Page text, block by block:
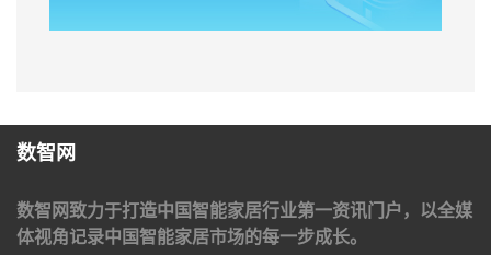
数智网
数智网致力于打造中国智能家居行业第一资讯门户，以全媒
体视角记录中国智能家居市场的每一步成长。